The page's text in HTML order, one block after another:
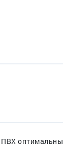
ПВХ оптимальны